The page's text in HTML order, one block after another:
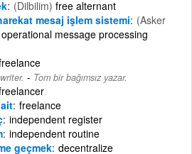
(Dilbilim) free alternant
mesaj işlem sistemi (Asker
message processing
- Tom bir bağımsız yazar.
freelance
independent register
independent routine
geçmek decentralize